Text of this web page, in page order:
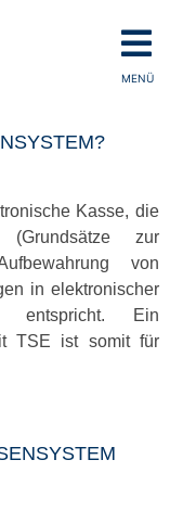
MENÜ
Kasse, die
zur
von
in elektronischer
entspricht. Ein
TSE ist somit für